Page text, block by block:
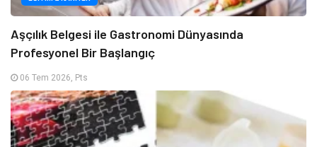
Aşçılık Belgesi ile Gastronomi Dünyasında
Profesyonel Bir Başlangıç
06 Tem 2026, Pts